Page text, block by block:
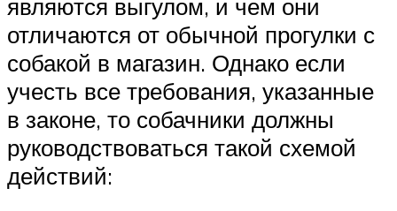
являются выгулом, и чем они
отличаются от обычной прогулки с
собакой в магазин. Однако если
учесть все требования, указанные
в законе, то собачники должны
руководствоваться такой схемой
действий: